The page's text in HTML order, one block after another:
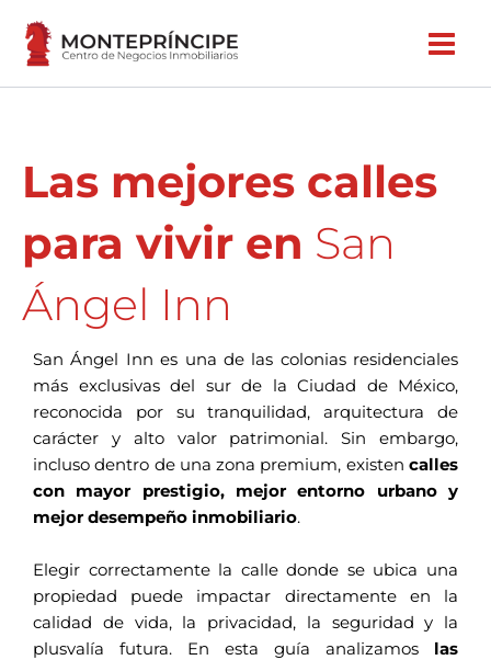
contenido
Las mejores calles
para vivir en San
Ángel Inn
San Ángel Inn es una de las colonias residenciales
más exclusivas del sur de la Ciudad de México,
reconocida por su tranquilidad, arquitectura de
carácter y alto valor patrimonial. Sin embargo,
incluso dentro de una zona premium, existen calles
con mayor prestigio, mejor entorno urbano y
mejor desempeño inmobiliario.
Elegir correctamente la calle donde se ubica una
propiedad puede impactar directamente en la
calidad de vida, la privacidad, la seguridad y la
plusvalía futura. En esta guía analizamos las